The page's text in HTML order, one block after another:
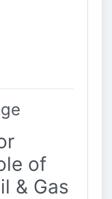
of
& Gas